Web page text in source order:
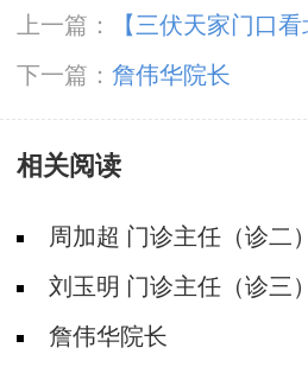
上一篇：
【三伏天家门口
日，北京大学首钢医院高伟
速约!‌
下一篇： 詹伟华院长
相关阅读
周加超 门诊主任（诊二）
刘玉明 门诊主任（诊三）
詹伟华院长